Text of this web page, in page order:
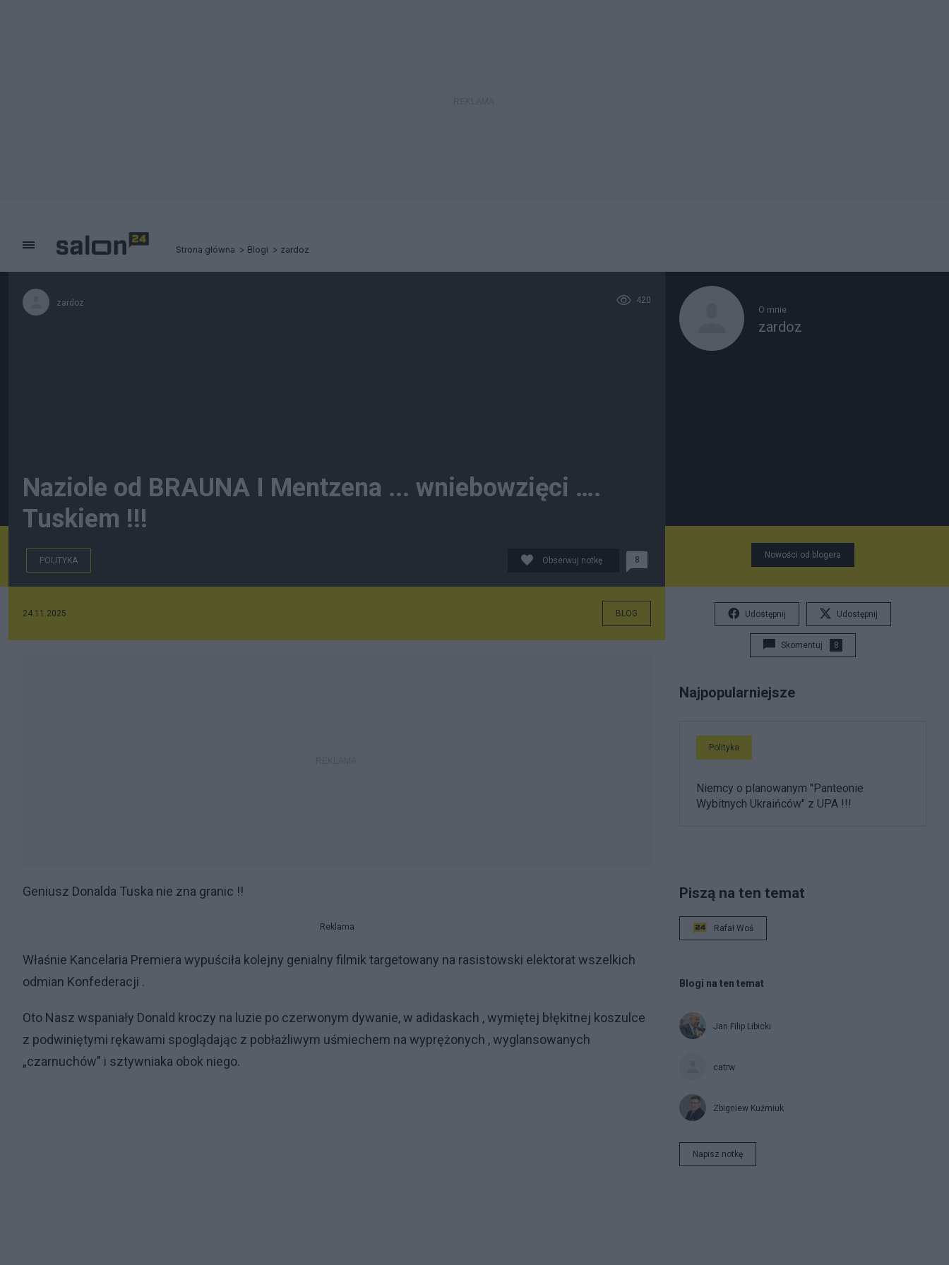
Strona główna Blogi zardoz
zardoz 420
Naziole od BRAUNA I Mentzena ... wniebowzięci ….
Tuskiem !!!
POLITYKA Obserwuj notkę 8
24.11.2025 BLOG
Geniusz Donalda Tuska nie zna granic !!
Reklama
Właśnie Kancelaria Premiera wypuściła kolejny genialny filmik targetowany na rasistowski elektorat wszelkich
odmian Konfederacji .
Oto Nasz wspaniały Donald kroczy na luzie po czerwonym dywanie, w adidaskach , wymiętej błękitnej koszulce
z podwiniętymi rękawami spoglądając z pobłażliwym uśmiechem na wyprężonych , wyglansowanych
„czarnuchów” i sztywniaka obok niego.
O mnie
zardoz
Nowości od blogera
Udostępnij Udostępnij
Skomentuj 8
Najpopularniejsze
Polityka
Niemcy o planowanym "Panteonie
Wybitnych Ukraińców" z UPA !!!
Piszą na ten temat
Rafał Woś
Blogi na ten temat
Jan Filip Libicki
catrw
Zbigniew Kuźmiuk
Napisz notkę